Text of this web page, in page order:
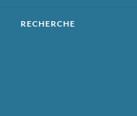
RECHERCHE